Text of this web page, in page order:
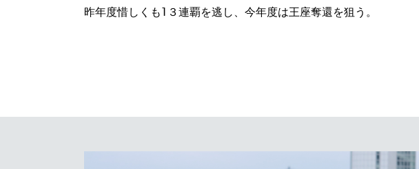
昨年度惜しくも1３連覇を逃し、今年度は王座奪還を狙う。